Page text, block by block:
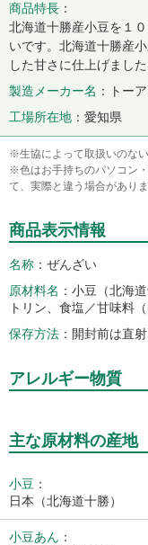
商品特長
北海道十勝産小豆を１
いです。北海道十勝産
した甘さに仕上げました
製造メーカー名
トー
工場所在地
愛知県
※生協によって取扱いのない
※色はお手持ちのパソコン
て、実際と違う場合がありま
商品表示情報
名称
ぜんざい
原材料名
小豆（北海
トリン、食塩／甘味料
保存方法
開封前は直
アレルギー物質
主な原材料の産地
小豆 ：
日本（北海道十勝）
小豆あん ：